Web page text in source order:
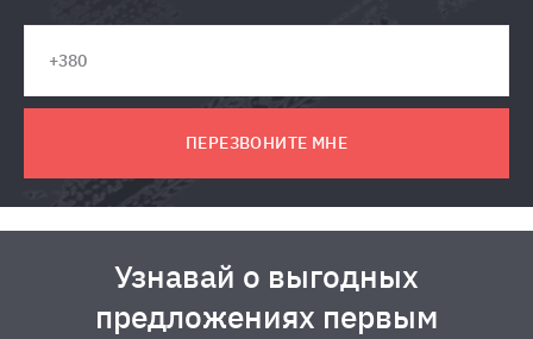
ПЕРЕЗВОНИТЕ МНЕ
Узнавай о выгодных
предложениях первым